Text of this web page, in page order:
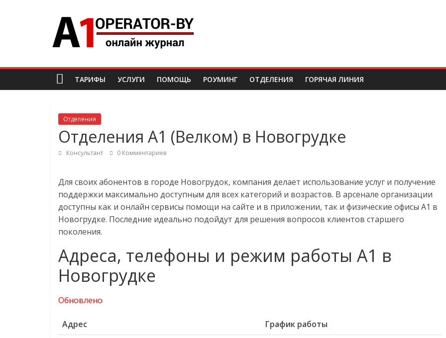
A1-
operator
Все
об
(Velcom)
Беларусь
ТАРИФЫ УСЛУГИ ПОМОЩЬ РОУМИНГ ОТДЕЛЕНИЯ ГОРЯЧАЯ ЛИНИЯ
Отделения
Отделения А1 (Велком) в Новогрудке
Консультант 0 Комментариев
Для своих абонентов в городе Новогрудок, компания делает использование услуг и получение
поддержки максимально доступным для всех категорий и возрастов. В арсенале организации
доступны как и онлайн сервисы помощи на сайте и в приложении, так и физические офисы А1 в
Новогрудке. Последние идеально подойдут для решения вопросов клиентов старшего
поколения.
Адреса, телефоны и режим работы А1 в
Новогрудке
Обновлено
Адрес
График работы